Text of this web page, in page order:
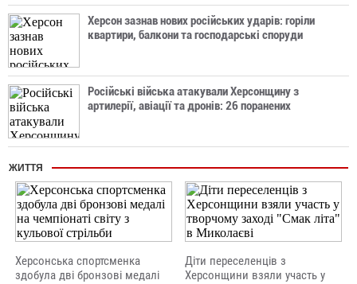
Херсон зазнав нових російських ударів: горіли
квартири, балкони та господарські споруди
Російські війська атакували Херсонщину з
артилерії, авіації та дронів: 26 поранених
ЖИТТЯ
Херсонська спортсменка
здобула дві бронзові медалі
Діти переселенців з
Херсонщини взяли участь у